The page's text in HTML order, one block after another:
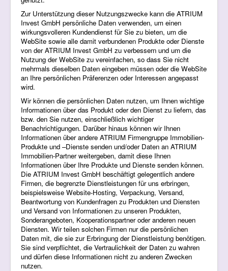
Zur Unterstützung dieser Nutzungszwecke kann die ATRIUM
Invest GmbH persönliche Daten verwenden, um einen
wirkungsvolleren Kundendienst für Sie zu bieten, um die
WebSite sowie alle damit verbundenen Produkte oder Dienste
von der ATRIUM Invest GmbH zu verbessern und um die
Nutzung der WebSite zu vereinfachen, so dass Sie nicht
mehrmals dieselben Daten eingeben müssen oder die WebSite
an Ihre persönlichen Präferenzen oder Interessen angepasst
wird.
Wir können die persönlichen Daten nutzen, um Ihnen wichtige
Informationen über das Produkt oder den Dienst zu liefern, das
bzw. den Sie nutzen, einschließlich wichtiger
Benachrichtigungen. Darüber hinaus können wir Ihnen
Informationen über andere ATRIUM Firmengruppe Immobilien-
Produkte und –Dienste senden und/oder Daten an ATRIUM
Immobilien-Partner weitergeben, damit diese Ihnen
Informationen über Ihre Produkte und Dienste senden können.
Die ATRIUM Invest GmbH beschäftigt gelegentlich andere
Firmen, die begrenzte Dienstleistungen für uns erbringen,
beispielsweise Website-Hosting, Verpackung, Versand,
Beantwortung von Kundenfragen zu Produkten und Diensten
und Versand von Informationen zu unseren Produkten,
Sonderangeboten, Kooperationspartner oder anderen neuen
Diensten. Wir teilen solchen Firmen nur die persönlichen
Daten mit, die sie zur Erbringung der Dienstleistung benötigen.
Sie sind verpflichtet, die Vertraulichkeit der Daten zu wahren
und dürfen diese Informationen nicht zu anderen Zwecken
nutzen.